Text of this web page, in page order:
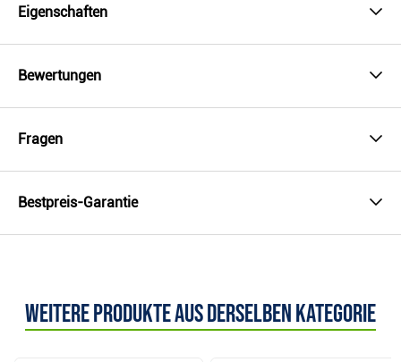
Eigenschaften
Bewertungen
Fragen
Bestpreis-Garantie
Weitere Produkte aus derselben Kategorie